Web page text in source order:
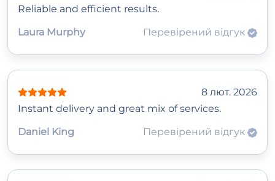
Reliable and efficient results.
Laura Murphy
Перевірений відгук
8 лют. 2026
Instant delivery and great mix of services.
Daniel King
Перевірений відгук